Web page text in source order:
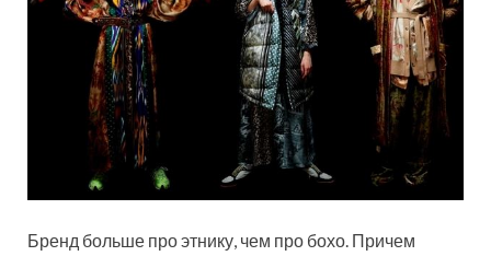
Бренд больше про этнику, чем про бохо. Причем